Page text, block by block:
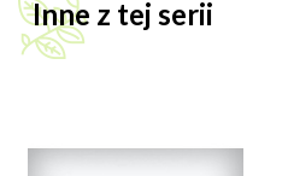
Inne z tej serii